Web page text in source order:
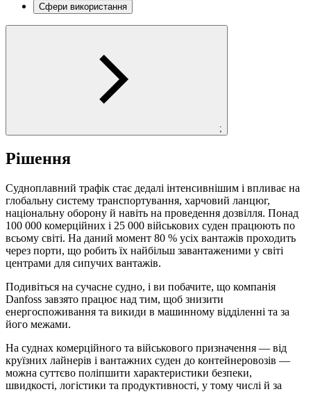
Сфери використання
;
Рішення
Судноплавний трафік стає дедалі інтенсивнішим і впливає на
глобальну систему транспортування, харчовий ланцюг,
національну оборону й навіть на проведення дозвілля. Понад
100 000 комерційних і 25 000 військових суден працюють по
всьому світі. На даний момент 80 % усіх вантажів проходить
через порти, що робить їх найбільш завантаженими у світі
центрами для сипучих вантажів.
Подивіться на сучасне судно, і ви побачите, що компанія
Danfoss завзято працює над тим, щоб знизити
енергоспоживання та викиди в машинному відділенні та за
його межами.
На суднах комерційного та військового призначення — від
круїзних лайнерів і вантажних суден до контейнеровозів —
можна суттєво поліпшити характеристики безпеки,
швидкості, логістики та продуктивності, у тому числі й за